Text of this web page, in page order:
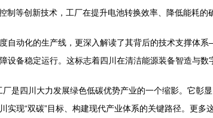
制等创新技术，工厂在提升电池转换效率、降低能耗的
自动化的生产线，更深入解读了其背后的技术支撑体
设备稳定运行。这标志着四川在清洁能源装备智造与
厂是四川大力发展绿色低碳优势产业的一个缩影。它
实现“双碳”目标、构建现代产业体系的关键路径。更